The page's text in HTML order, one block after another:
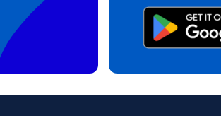
Then, contact your mobile carrier to
provide you with a QR code or
in your device settings. Once